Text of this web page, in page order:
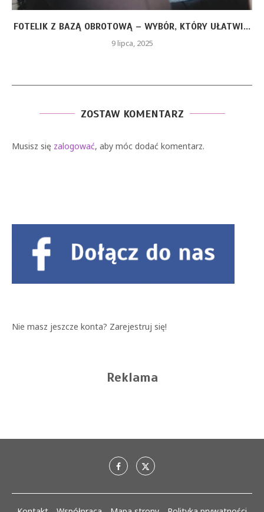
FOTELIK Z BAZĄ OBROTOWĄ – WYBÓR, KTÓRY UŁATWI...
9 lipca, 2025
ZOSTAW KOMENTARZ
Musisz się zalogować, aby móc dodać komentarz.
Nie masz jeszcze konta? Zarejestruj się!
Reklama